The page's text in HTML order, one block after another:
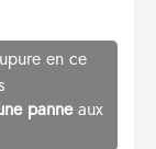
en ce
panneaux